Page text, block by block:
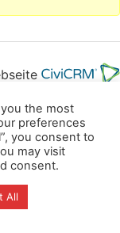
Imprint
the most
preferences
you consent to
may visit
consent.
All